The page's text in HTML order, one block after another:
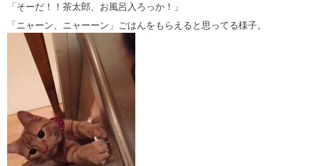
「そーだ！！茶太郎、お風呂入ろっか！」
「ニャーン、ニャーーン」ごはんをもらえると思ってる様子。